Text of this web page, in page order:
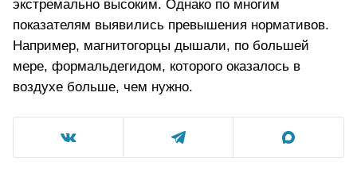
экстремально высоким. Однако по многим
показателям выявились превышения нормативов.
Например, магнитогорцы дышали, по большей
мере, формальдегидом, которого оказалось в
воздухе больше, чем нужно.